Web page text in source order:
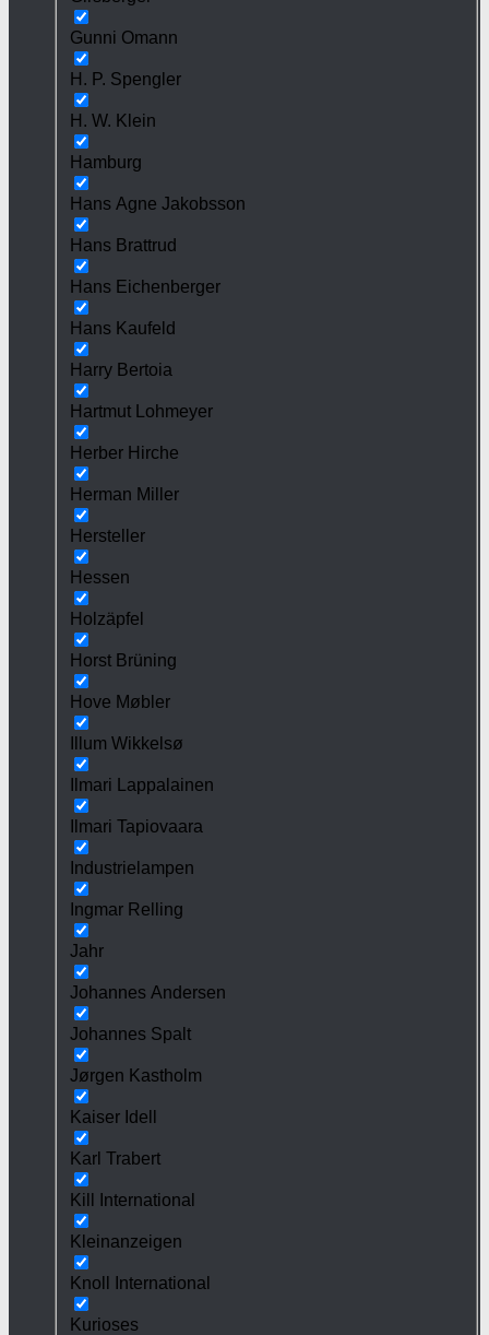
Gunni Omann
H. P. Spengler
H. W. Klein
Hamburg
Hans Agne Jakobsson
Hans Brattrud
Hans Eichenberger
Hans Kaufeld
Harry Bertoia
Hartmut Lohmeyer
Herber Hirche
Herman Miller
Hersteller
Hessen
Holzäpfel
Horst Brüning
Hove Møbler
Illum Wikkelsø
Ilmari Lappalainen
Ilmari Tapiovaara
Industrielampen
Ingmar Relling
Jahr
Johannes Andersen
Johannes Spalt
Jørgen Kastholm
Kaiser Idell
Karl Trabert
Kill International
Kleinanzeigen
Knoll International
Kurioses